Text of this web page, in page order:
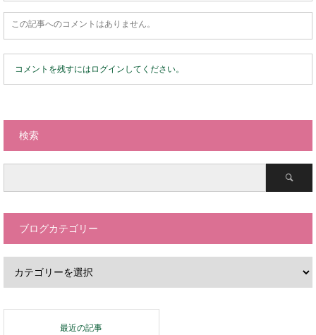
この記事へのコメントはありません。
コメントを残すにはログインしてください。
検索
ブログカテゴリー
最近の記事